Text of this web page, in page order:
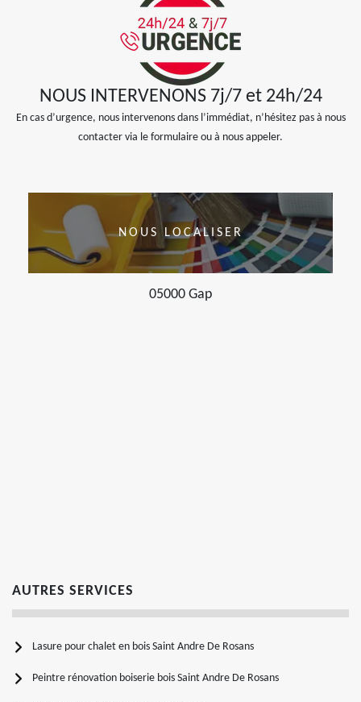
NOUS INTERVENONS 7j/7 et 24h/24
En cas d’urgence, nous intervenons dans l’immédiat, n’hésitez pas à nous
contacter via le formulaire ou à nous appeler.
NOUS LOCALISER
05000 Gap
AUTRES SERVICES
Lasure pour chalet en bois Saint Andre De Rosans
Peintre rénovation boiserie bois Saint Andre De Rosans